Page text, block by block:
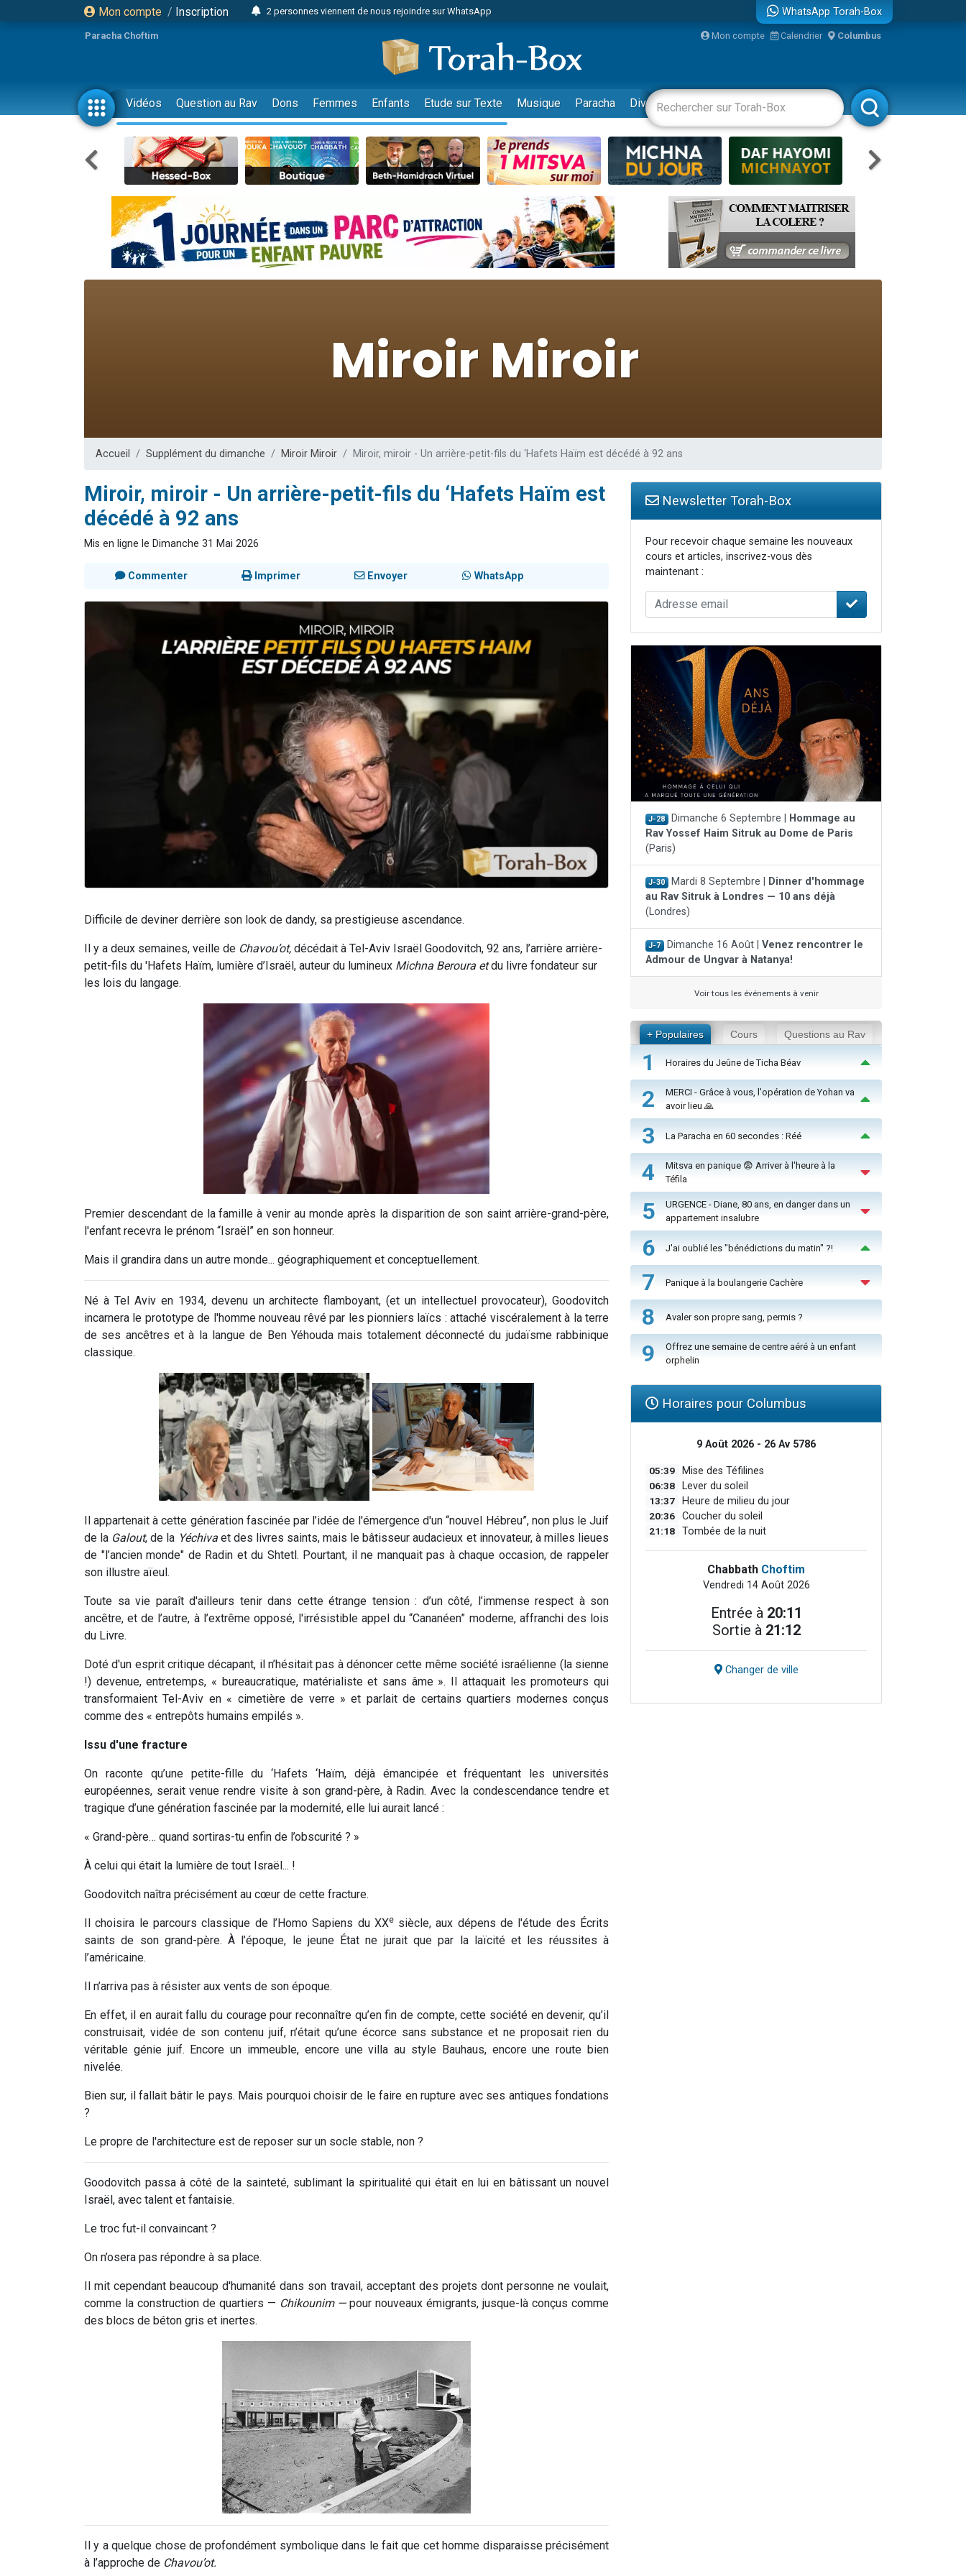
Mon compte / Inscription
2 personnes viennent de nous rejoindre sur WhatsApp
3 personnes viennent de faire un don pour Événements Torah-Box
2 personnes viennent de faire un don pour Tsédaka : pauvres d'Israel
3 personnes viennent de nous rejoindre sur WhatsApp
11 personnes viennent de demander une bénédiction
3 personnes viennent de faire un don pour Diane, 80 ans, dans un appartement insalubre
Il reste 49 places pour étudier en groupe sur Zoom
2 personnes viennent de nous rejoindre sur WhatsApp
Il reste 49 places pour étudier en groupe sur Zoom
2 personnes viennent de nous rejoindre sur WhatsApp
6 personnes viennent de nous rejoindre sur WhatsApp
4 personnes viennent de nous rejoindre sur WhatsApp
Il reste 49 places pour étudier en groupe sur Zoom
WhatsApp Torah-Box
Paracha Choftim Mon compte Calendrier Columbus
Vidéos Question au Rav Dons Femmes Enfants Etude sur Texte Musique Paracha Divertissements Livres Rabbanim
Accueil Supplément du dimanche Miroir Miroir Miroir, miroir - Un arrière-petit-fils du ‘Hafets Haïm est décédé à 92 ans
Miroir, miroir - Un arrière-petit-fils du ‘Hafets Haïm est
décédé à 92 ans
Mis en ligne le Dimanche 31 Mai 2026
Commenter Imprimer Envoyer WhatsApp
Difficile de deviner derrière son look de dandy, sa prestigieuse ascendance.
Il y a deux semaines, veille de Chavou’ot, décédait à Tel-Aviv Israël Goodovitch, 92 ans, l’arrière arrière-
petit-fils du 'Hafets Haïm, lumière d’Israël, auteur du lumineux Michna Beroura etdu livre fondateur sur
les lois du langage.
Premier descendant de la famille à venir au monde après la disparition de son saint arrière-grand-père,
l'enfant recevra le prénom “Israël” en son honneur.
Mais il grandira dans un autre monde... géographiquement et conceptuellement.
Né à Tel Aviv en 1934, devenu un architecte flamboyant, (et un intellectuel provocateur), Goodovitch
incarnera le prototype de l'homme nouveau rêvé par les pionniers laïcs : attaché viscéralement à la terre
de ses ancêtres et à la langue de Ben Yéhouda mais totalement déconnecté du judaïsme rabbinique
classique.
Il appartenait à cette génération fascinée par l’idée de l'émergence d'un “nouvel Hébreu”, non plus le Juif
de la Galout, de la Yéchivaet des livres saints, mais le bâtisseur audacieux et innovateur, à milles lieues
de "l’ancien monde" de Radin et du Shtetl. Pourtant, il ne manquait pas à chaque occasion, de rappeler
son illustre aïeul.
Toute sa vie paraît d'ailleurs tenir dans cette étrange tension : d’un côté, l’immense respect à son
ancêtre, et de l’autre, à l’extrême opposé, l'irrésistible appel du “Cananéen” moderne, affranchi des lois
du Livre.
Doté d'un esprit critique décapant, il n’hésitait pas à dénoncer cette même société israélienne (la sienne
!) devenue, entretemps, « bureaucratique, matérialiste et sans âme ». Il attaquait les promoteurs qui
transformaient Tel-Aviv en « cimetière de verre » et parlait de certains quartiers modernes conçus
comme des « entrepôts humains empilés ».
Issu d'une fracture
On raconte qu’une petite-fille du ‘Hafets ‘Haïm, déjà émancipée et fréquentant les universités
européennes, serait venue rendre visite à son grand-père, à Radin. Avec la condescendance tendre et
tragique d’une génération fascinée par la modernité, elle lui aurait lancé :
« Grand-père… quand sortiras-tu enfin de l’obscurité ? »
À celui qui était la lumière de tout Israël... !
Goodovitch naîtra précisément au cœur de cette fracture.
Il choisira le parcours classique de l’Homo Sapiens du XXesiècle, aux dépens de l'étude des Écrits
saints de son grand-père. À l’époque, le jeune État ne jurait que par la laïcité et les réussites à
l’américaine.
Il n’arriva pas à résister aux vents de son époque.
En effet, il en aurait fallu du courage pour reconnaître qu’en fin de compte, cette société en devenir, qu’il
construisait, vidée de son contenu juif, n’était qu’une écorce sans substance et ne proposait rien du
véritable génie juif. Encore un immeuble, encore une villa au style Bauhaus, encore une route bien
nivelée.
Bien sur, il fallait bâtir le pays. Mais pourquoi choisir de le faire en rupture avec ses antiques fondations
?
Le propre de l'architecture est de reposer sur un socle stable, non ?
Goodovitch passa à côté de la sainteté, sublimant la spiritualité qui était en lui en bâtissant un nouvel
Israël, avec talent et fantaisie.
Le troc fut-il convaincant ?
On n’osera pas répondre à sa place.
Il mit cependant beaucoup d'humanité dans son travail, acceptant des projets dont personne ne voulait,
comme la construction de quartiers — Chikounim —pour nouveaux émigrants, jusque-là conçus comme
des blocs de béton gris et inertes.
Il y a quelque chose de profondément symbolique dans le fait que cet homme disparaisse précisément
à l’approche de Chavou’ot.
Newsletter Torah-Box
Pour recevoir chaque semaine les nouveaux
cours et articles, inscrivez-vous dès
maintenant :
J-28 Dimanche 6 Septembre |
Hommage au
Rav Yossef Haim Sitruk au Dome de Paris
(Paris)
J-30 Mardi 8 Septembre |
Dinner d'hommage
au Rav Sitruk à Londres — 10 ans déjà
(Londres)
J-7 Dimanche 16 Août | Venez rencontrer le
Admour de Ungvar à Natanya!
Voir tous les événements à venir
+ Populaires Cours Questions au Rav
1 Horaires du Jeûne de Ticha Béav
2
MERCI - Grâce à vous, l'opération de Yohan va
avoir lieu 🙏
3 La Paracha en 60 secondes : Réé
4
Mitsva en panique 😨 Arriver à l'heure à la
Téfila
5
URGENCE - Diane, 80 ans, en danger dans un
appartement insalubre
6 J'ai oublié les "bénédictions du matin" ?!
7 Panique à la boulangerie Cachère
8 Avaler son propre sang, permis ?
9
Offrez une semaine de centre aéré à un enfant
orphelin
Horaires pour Columbus
9 Août 2026 - 26 Av 5786
05:39 Mise des Téfilines
06:38 Lever du soleil
13:37 Heure de milieu du jour
20:36 Coucher du soleil
21:18 Tombée de la nuit
Chabbath Choftim
Vendredi 14 Août 2026
Entrée à 20:11
Sortie à 21:12
Changer de ville